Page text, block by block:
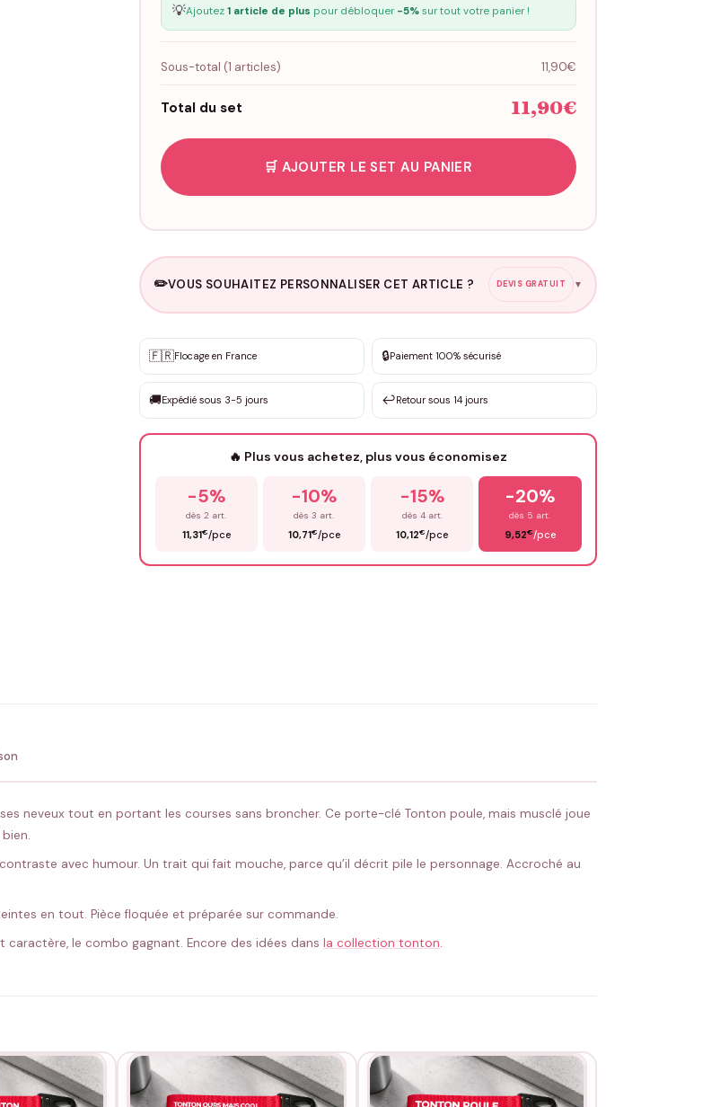
💡Ajoutez 1 article de plus pour débloquer -5%sur tout votre panier !
Sous-total (1 articles) 11,90€
Total du set 11,90€
🛒 AJOUTER LE SET AU PANIER
✏️VOUS SOUHAITEZ PERSONNALISER CET ARTICLE ? DEVIS GRATUIT ▼
✨ Personnalisation sur mesure
DEVIS GRATUIT · Personnalisation de 3 à 10€ selon la demande
Que souhaitez-vous ?
🇫🇷Flocage en France 🔒Paiement 100% sécurisé
🚚Expédié sous 3-5 jours ↩️Retour sous 14 jours
🔥 Plus vous achetez, plus vous économisez
-5%
dès 2 art.
11,31€/pce
-10%
dès 3 art.
10,71€/pce
-15%
dès 4 art.
10,12€/pce
-20%
dès 5 art.
9,52€/pce
neveux tout en portant les courses sans broncher. Ce porte-clé Tonton poule, mais musclé joue
avec humour. Un trait qui fait mouche, parce qu’il décrit pile le personnage. Accroché au
en tout. Pièce floquée et préparée sur commande.
caractère, le combo gagnant. Encore des idées dans la collection tonton.